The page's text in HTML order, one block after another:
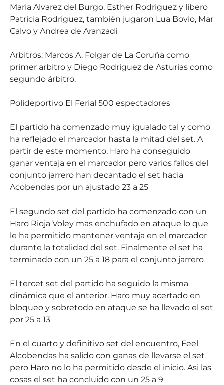
Maria Alvarez del Burgo, Esther Rodriguez y libero
Patricia Rodriguez, también jugaron Lua Bovio, Mar
Calvo y Andrea de Aranzadi
Arbitros: Marcos A. Folgar de La Coruña como
primer arbitro y Diego Rodriguez de Asturias como
segundo árbitro.
Polideportivo El Ferial 500 espectadores
El partido ha comenzado muy igualado tal y como
ha reflejado el marcador hasta la mitad del set. A
partir de este momento, Haro ha conseguido
ganar ventaja en el marcador pero varios fallos del
conjunto jarrero han decantado el set hacia
Acobendas por un ajustado 23 a 25
El segundo set del partido ha comenzado con un
Haro Rioja Voley mas enchufado en ataque lo que
le ha permitido mantener ventaja en el marcador
durante la totalidad del set. Finalmente el set ha
terminado con un 25 a 18 para el conjunto jarrero
El tercet set del partido ha seguido la misma
dinámica que el anterior. Haro muy acertado en
bloqueo y sobretodo en ataque se ha llevado el set
por 25 a 13
En el cuarto y definitivo set del encuentro, Feel
Alcobendas ha salido con ganas de llevarse el set
pero Haro no lo ha permitido desde el inicio. Asi las
cosas el set ha concluido con un 25 a 9